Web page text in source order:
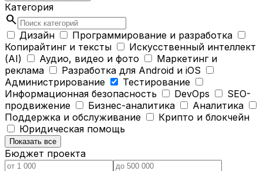
Категория
search
Дизайн
Программирование и разработка
Копирайтинг и тексты
Искусственный интеллект
(AI)
Аудио, видео и фото
Маркетинг и
реклама
Разработка для Android и iOS
Администрирование
Тестирование
Информационная безопасность
DevOps
SEO-
продвижение
Бизнес-аналитика
Аналитика
Поддержка и обслуживание
Крипто и блокчейн
Юридическая помощь
Показать все
Бюджет проекта